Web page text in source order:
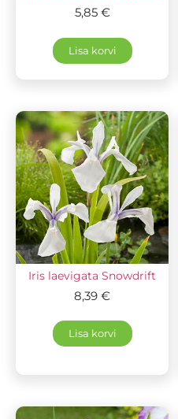
5,85 €
Lisa korvi
Iris laevigata Snowdrift
8,39 €
Lisa korvi